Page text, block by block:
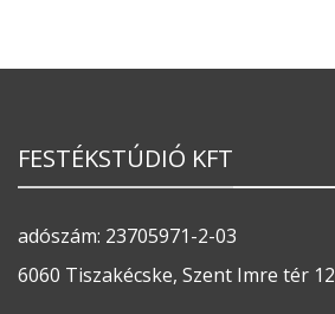
FESTÉKSTÚDIÓ KFT
adószám: 23705971-2-03
6060 Tiszakécske, Szent Imre tér 12